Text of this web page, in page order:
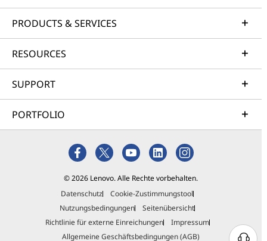
PRODUCTS & SERVICES
RESOURCES
SUPPORT
PORTFOLIO
© 2026 Lenovo. Alle Rechte vorbehalten.
Datenschutz
Cookie-Zustimmungstool
Nutzungsbedingungen
Seitenübersicht
Richtlinie für externe Einreichungen
Impressum
Allgemeine Geschäftsbedingungen (AGB)